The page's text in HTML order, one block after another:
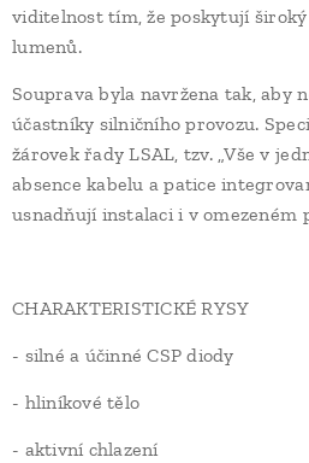
viditelnost tím, že poskytují
lumenů.
Souprava byla navržena tak, aby
účastníky silničního provozu.
žárovek řady LSAL, tzv. „Vše v
absence kabelu a patice
usnadňují instalaci i v omezeném
CHARAKTERISTICKÉ RYSY
- silné a účinné CSP diody
- hliníkové tělo
- aktivní chlazení